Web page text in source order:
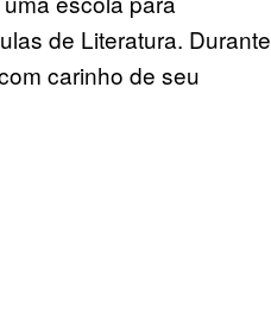
de Literatura. Durante
carinho de seu